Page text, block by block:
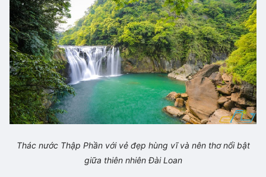
Thác nước Thập Phần với vẻ đẹp hùng vĩ và nên thơ nổi bật
giữa thiên nhiên Đài Loan